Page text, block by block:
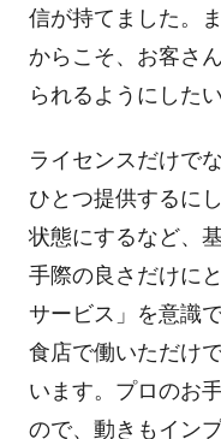
信が持てました。
からこそ、お客さ
られるようにした
ライセンスだけで
ひとつ提供するに
状態にするなど、
手際の良さだけに
サービス」を意識
食店で働いただけ
います。プロのお
ので、動きもイン